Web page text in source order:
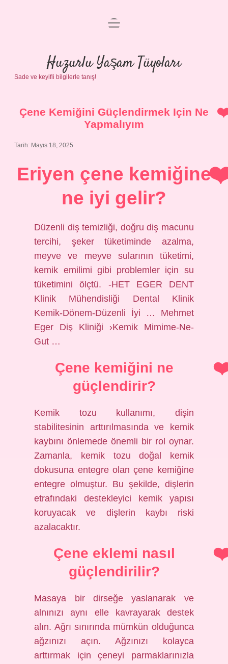
Anasayfa
Gizlilik Politikası
Yasal Uyarı
menüyü
Huzurlu Yaşam Tüyoları
Sade ve keyifli bilgilerle tanış!
Çene Kemiğini Güçlendirmek Için Ne
Yapmalıyım
Tarih: Mayıs 18, 2025
Eriyen çene kemiğine
ne iyi gelir?
Düzenli diş temizliği, doğru diş macunu
tercihi, şeker tüketiminde azalma,
meyve ve meyve sularının tüketimi,
kemik emilimi gibi problemler için su
tüketimini ölçtü. -HET EGER DENT
Klinik Mühendisliği Dental Klinik
Kemik-Dönem-Düzenli İyi … Mehmet
Eger Diş Kliniği ›Kemik Mimime-Ne-
Gut …
Çene kemiğini ne
güçlendirir?
Kemik tozu kullanımı, dişin
stabilitesinin arttırılmasında ve kemik
kaybını önlemede önemli bir rol oynar.
Zamanla, kemik tozu doğal kemik
dokusuna entegre olan çene kemiğine
entegre olmuştur. Bu şekilde, dişlerin
etrafındaki destekleyici kemik yapısı
koruyacak ve dişlerin kaybı riski
azalacaktır.
Çene eklemi nasıl
güçlendirilir?
Masaya bir dirseğe yaslanarak ve
alnınızı aynı elle kavrayarak destek
alın. Ağrı sınırında mümkün olduğunca
ağzınızı açın. Ağzınızı kolayca
arttırmak için çeneyi parmaklarınızla